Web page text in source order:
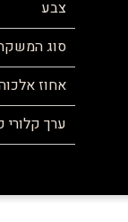
צבע
סוג
אחוז
ערך קלורי